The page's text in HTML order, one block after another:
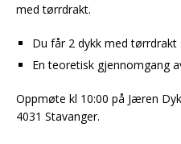
med tørrdrakt.
Du får 2 dykk med
En teoretisk gjennomgang
Oppmøte kl 10:00 på Jæren
4031 Stavanger.